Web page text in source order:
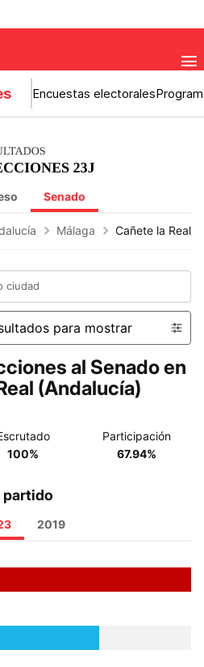
Encuestas electorales
Senado
Málaga Cañete la Real
ciudad
para mostrar
al Senado en
(Andalucía)
100%
Participación
67.94%
partido
2019